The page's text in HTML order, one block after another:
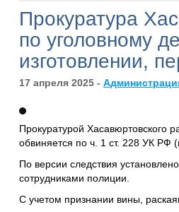
Прокуратура
по уголовному
изготовлении,
17 апреля 2025 -
Прокуратурой Хасавюртовского
обвиняется по ч. 1 ст. 228 УК РФ
По версии следствия
сотрудниками полиции.
С учетом признании вины,